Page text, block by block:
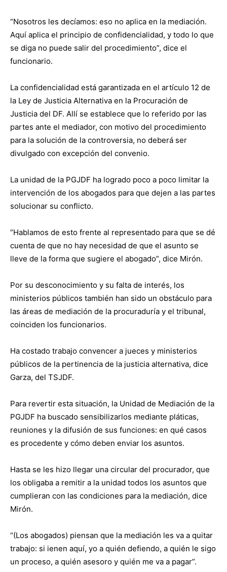
“Nosotros les decíamos: eso no aplica en la mediación.
Aquí aplica el principio de confidencialidad, y todo lo que
se diga no puede salir del procedimiento”, dice el
funcionario.
La confidencialidad está garantizada en el artículo 12 de
la Ley de Justicia Alternativa en la Procuración de
Justicia del DF. Allí se establece que lo referido por las
partes ante el mediador, con motivo del procedimiento
para la solución de la controversia, no deberá ser
divulgado con excepción del convenio.
La unidad de la PGJDF ha logrado poco a poco limitar la
intervención de los abogados para que dejen a las partes
solucionar su conflicto.
“Hablamos de esto frente al representado para que se dé
cuenta de que no hay necesidad de que el asunto se
lleve de la forma que sugiere el abogado”, dice Mirón.
Por su desconocimiento y su falta de interés, los
ministerios públicos también han sido un obstáculo para
las áreas de mediación de la procuraduría y el tribunal,
coinciden los funcionarios.
Ha costado trabajo convencer a jueces y ministerios
públicos de la pertinencia de la justicia alternativa, dice
Garza, del TSJDF.
Para revertir esta situación, la Unidad de Mediación de la
PGJDF ha buscado sensibilizarlos mediante pláticas,
reuniones y la difusión de sus funciones: en qué casos
es procedente y cómo deben enviar los asuntos.
Hasta se les hizo llegar una circular del procurador, que
los obligaba a remitir a la unidad todos los asuntos que
cumplieran con las condiciones para la mediación, dice
Mirón.
“(Los abogados) piensan que la mediación les va a quitar
trabajo: si ienen aquí, yo a quién defiendo, a quién le sigo
un proceso, a quién asesoro y quién me va a pagar”.